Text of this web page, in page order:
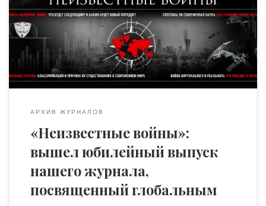
2022 году мы подготовили только один печатный
выпуск, но какой! Впрочем, сможете сами дать ему
оценку, полистав страницы. Наука всегда должна
отвечать на запросы общества в текущий момент
времени […]
АРХИВ ЖУРНАЛОВ
«Неизвестные войны»:
вышел юбилейный выпуск
нашего журнала,
посвященный глобальным